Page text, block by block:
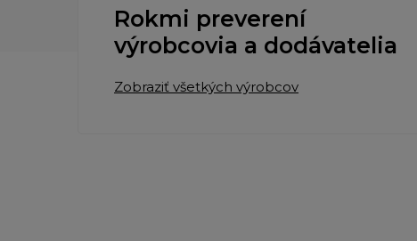
Rokmi preverení
výrobcovia a dodávatelia
Zobraziť všetkých výrobcov